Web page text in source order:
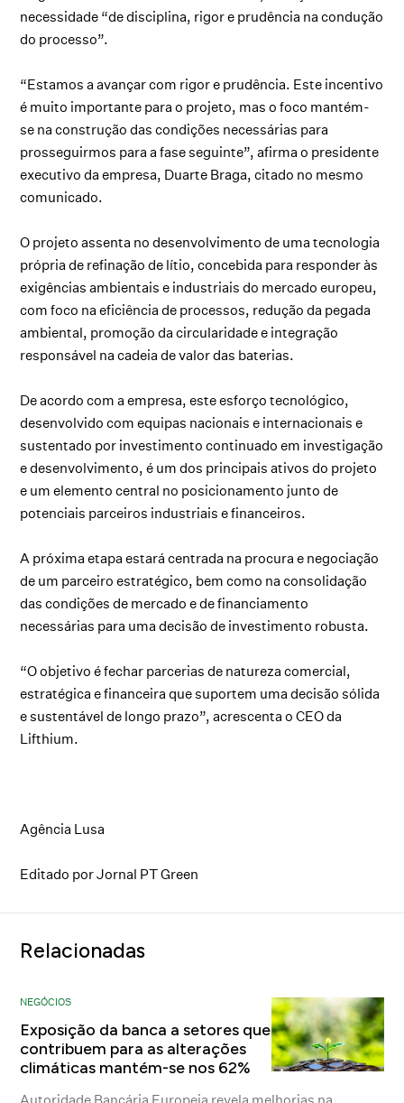
necessidade “de disciplina, rigor e prudência na condução
do processo”.
“Estamos a avançar com rigor e prudência. Este incentivo
é muito importante para o projeto, mas o foco mantém-
se na construção das condições necessárias para
prosseguirmos para a fase seguinte”, afirma o presidente
executivo da empresa, Duarte Braga, citado no mesmo
comunicado.
O projeto assenta no desenvolvimento de uma tecnologia
própria de refinação de lítio, concebida para responder às
exigências ambientais e industriais do mercado europeu,
com foco na eficiência de processos, redução da pegada
ambiental, promoção da circularidade e integração
responsável na cadeia de valor das baterias.
De acordo com a empresa, este esforço tecnológico,
desenvolvido com equipas nacionais e internacionais e
sustentado por investimento continuado em investigação
e desenvolvimento, é um dos principais ativos do projeto
e um elemento central no posicionamento junto de
potenciais parceiros industriais e financeiros.
A próxima etapa estará centrada na procura e negociação
de um parceiro estratégico, bem como na consolidação
das condições de mercado e de financiamento
necessárias para uma decisão de investimento robusta.
“O objetivo é fechar parcerias de natureza comercial,
estratégica e financeira que suportem uma decisão sólida
e sustentável de longo prazo”, acrescenta o CEO da
Lifthium.
Agência Lusa
Editado por Jornal PT Green
Relacionadas
NEGÓCIOS
Exposição da banca a setores que
contribuem para as alterações
climáticas mantém-se nos 62%
Autoridade Bancária Europeia revela melhorias na